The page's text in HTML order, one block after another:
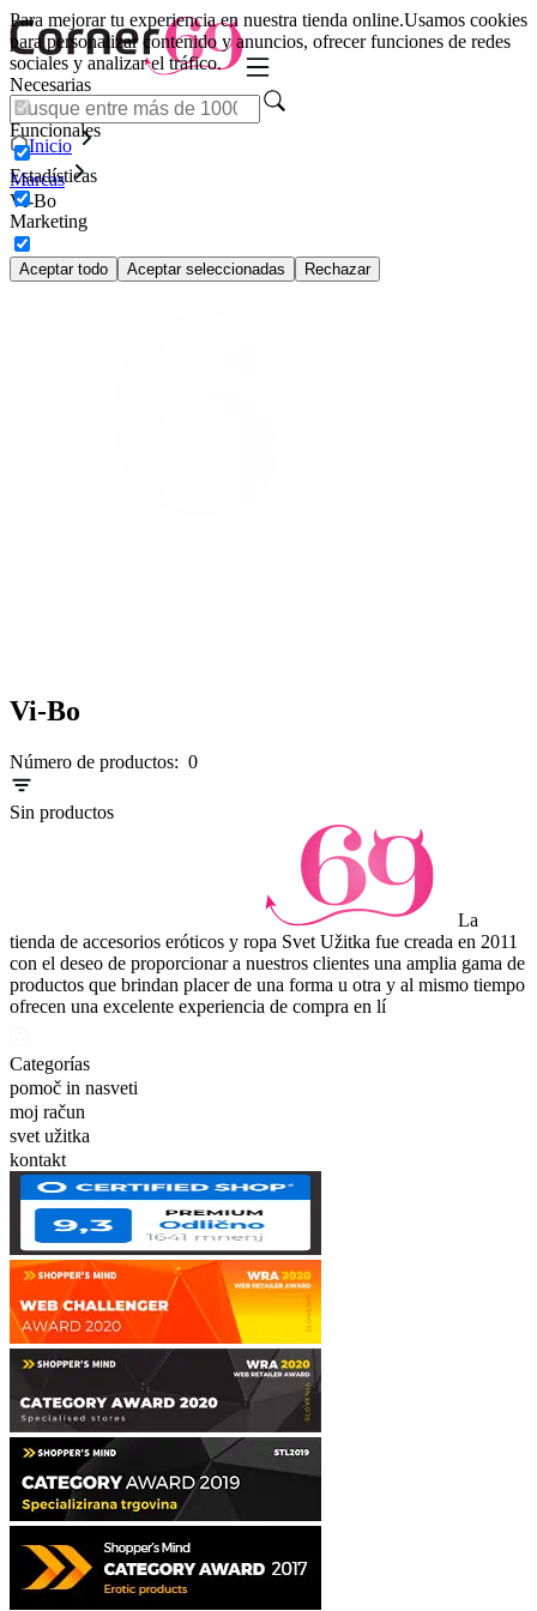
Para mejorar tu experiencia en nuestra tienda online.Usamos cookies
para personalizar contenido y anuncios, ofrecer funciones de redes
sociales y analizar el tráfico.
Necesarias
Funcionales
Estadísticas
Marketing
Aceptar todo Aceptar seleccionadas Rechazar
Inicio
Marcas
Vi-Bo
Vi-Bo
Número de productos: 0
Sin productos
La
tienda de accesorios eróticos y ropa Svet Užitka fue creada en 2011
con el deseo de proporcionar a nuestros clientes una amplia gama de
productos que brindan placer de una forma u otra y al mismo tiempo
ofrecen una excelente experiencia de compra en lí
Categorías
pomoč in nasveti
moj račun
svet užitka
kontakt